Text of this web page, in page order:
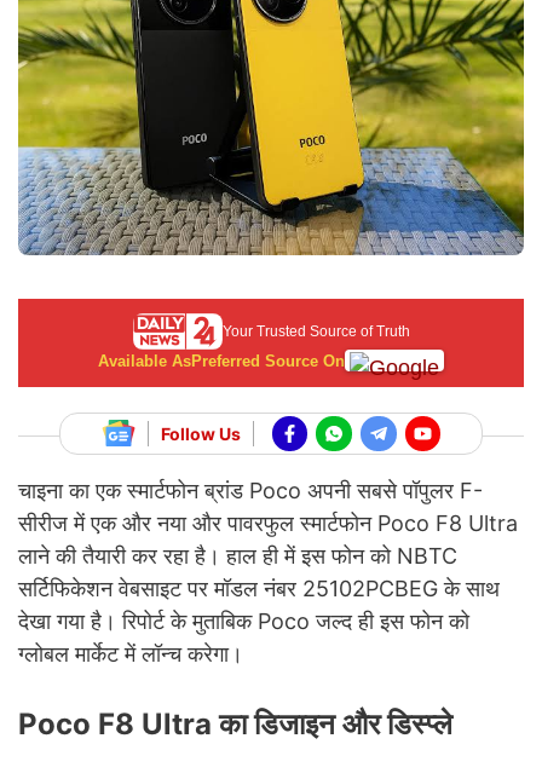
Your Trusted Source of Truth
Available AsPreferred Source On
Follow Us
चाइना का एक स्मार्टफोन ब्रांड Poco अपनी सबसे पॉपुलर F-
सीरीज में एक और नया और पावरफुल स्मार्टफोन Poco F8 Ultra
लाने की तैयारी कर रहा है। हाल ही में इस फोन को NBTC
सर्टिफिकेशन वेबसाइट पर मॉडल नंबर 25102PCBEG के साथ
देखा गया है। रिपोर्ट के मुताबिक Poco जल्द ही इस फोन को
ग्लोबल मार्केट में लॉन्च करेगा।
Poco F8 Ultra का डिजाइन और डिस्प्ले